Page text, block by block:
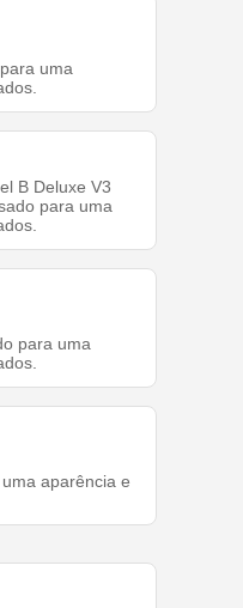
uma
B Deluxe V3
para uma
para uma
aparência e